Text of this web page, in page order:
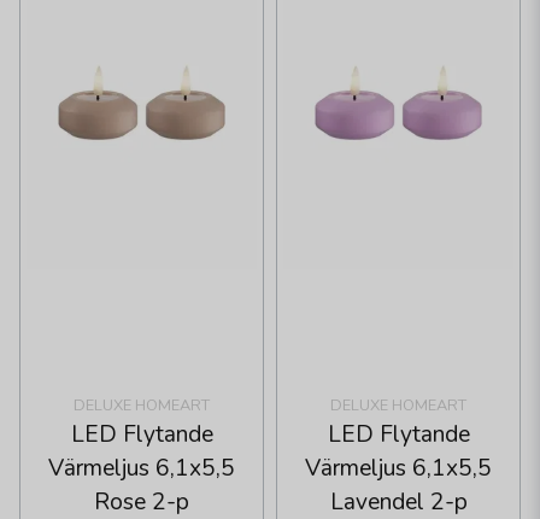
DELUXE HOMEART
LED Flytande
Värmeljus 6,1x5,5
Rose 2-p
DELUXE HOMEART
LED Flytande
Värmeljus 6,1x5,5
Lavendel 2-p